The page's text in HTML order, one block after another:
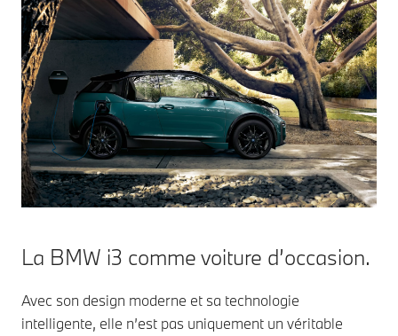
La BMW i3 comme voiture d’occasion.
Avec son design moderne et sa technologie
intelligente, elle n’est pas uniquement un véritable